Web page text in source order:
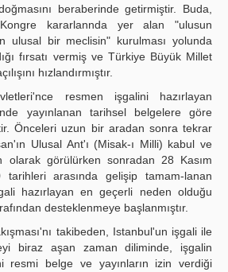
beraberinde getirmiştir. Buda,
kararlannda yer alan "ulusun
ulusal bir meclisin" kurulması yolunda
fırsatı vermiş ve Türkiye Büyük Millet
hızlandırmıştır.
resmen işgalini hazırlayan
yayınlanan tarihsel belgelere göre
Önceleri uzun bir aradan sonra tekrar
Ulusal Ant'ı (Misak-ı Milli) kabul ve
olarak görülürken sonradan 28 Kasım
arasında gelişip tamam-lanan
hazırlayan en geçerli neden olduğu
desteklenmeye başlanmıştır.
takibeden, Istanbul'un işgali ile
biraz aşan zaman diliminde, işgalin
resmi belge ve yayınların izin verdiği